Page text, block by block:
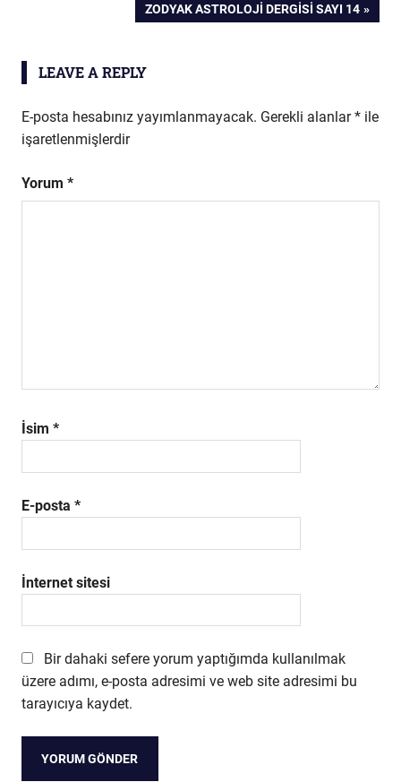
NEXT
ZODYAK ASTROLOJI DERGISI SAYI 14
LEAVE A REPLY
E-posta hesabınız yayımlanmayacak. Gerekli alanlar* ile
işaretlenmişlerdir
Yorum *
İsim *
E-posta *
İnternet sitesi
Bir dahaki sefere yorum yaptığımda kullanılmak
üzere adımı, e-posta adresimi ve web site adresimi bu
tarayıcıya kaydet.